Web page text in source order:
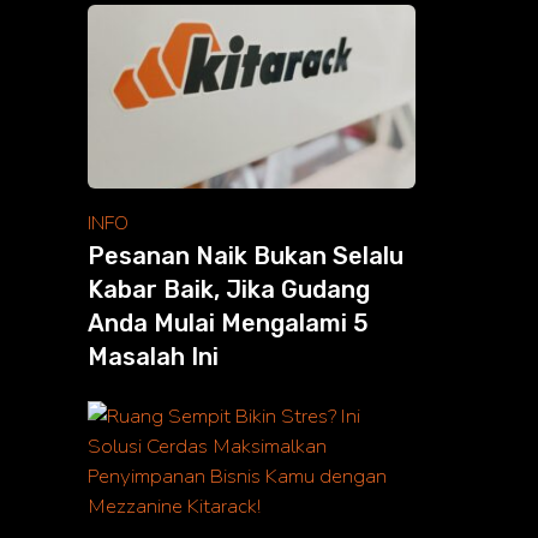
INFO
Pesanan Naik Bukan Selalu
Kabar Baik, Jika Gudang
Anda Mulai Mengalami 5
Masalah Ini